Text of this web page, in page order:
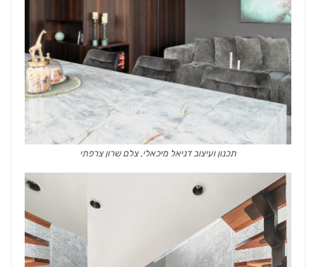
תכנון ועיצוב דניאל מיכאלי, צלם שרון צרפתי